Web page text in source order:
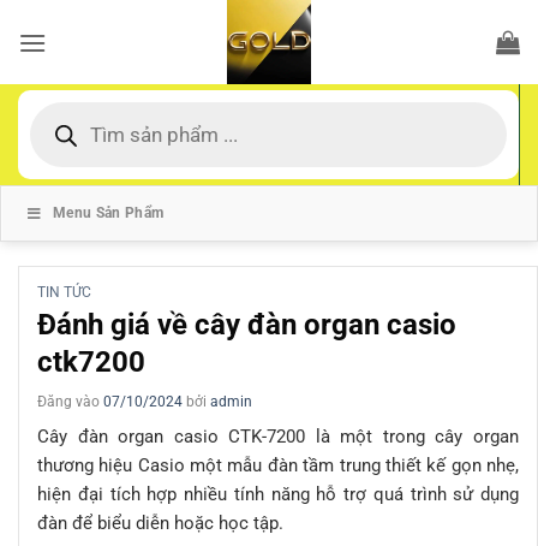
qua
dung
kiếm
Menu Sản Phẩm
TIN TỨC
Đánh giá về cây đàn organ casio
ctk7200
Đăng vào 07/10/2024 bởi admin
Cây đàn organ casio CTK-7200 là một trong cây organ
thương hiệu Casio một mẫu đàn tầm trung thiết kế gọn nhẹ,
hiện đại tích hợp nhiều tính năng hỗ trợ quá trình sử dụng
đàn để biểu diễn hoặc học tập.